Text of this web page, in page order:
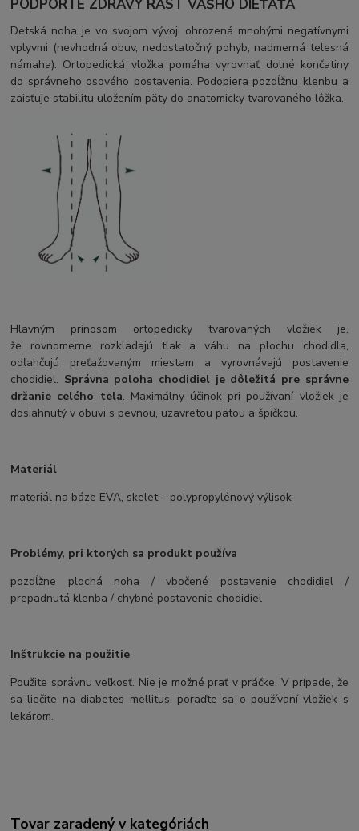
PODPORTE ZDRAVÝ RAST VÁŠHO DIEŤAŤA
Detská noha je vo svojom vývoji ohrozená mnohými negatívnymi
vplyvmi (nevhodná obuv, nedostatočný pohyb, nadmerná telesná
námaha). Ortopedická vložka pomáha vyrovnať dolné končatiny
do správneho osového postavenia. Podopiera pozdĺžnu klenbu a
zaisťuje stabilitu uložením päty do anatomicky tvarovaného lôžka.
Hlavným prínosom ortopedicky tvarovaných vložiek je,
že rovnomerne rozkladajú tlak a váhu na plochu chodidla,
odľahčujú preťažovaným miestam a vyrovnávajú postavenie
chodidiel. Správna poloha chodidiel je dôležitá pre správne
držanie celého tela. Maximálny účinok pri používaní vložiek je
dosiahnutý v obuvi s pevnou, uzavretou pätou a špičkou.
Materiál
materiál na báze EVA, skelet – polypropylénový výlisok
Problémy, pri ktorých sa produkt používa
pozdĺžne plochá noha / vbočené postavenie chodidiel /
prepadnutá klenba / chybné postavenie chodidiel
Inštrukcie na použitie
Použite správnu veľkosť. Nie je možné prať v práčke. V prípade, že
sa liečite na diabetes mellitus, poraďte sa o používaní vložiek s
lekárom.
Tovar zaradený v kategóriách